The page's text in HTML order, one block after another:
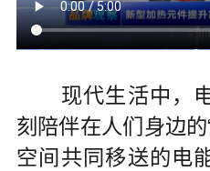
现代生活中，电
刻陪伴在人们身边
空间共同移送的电